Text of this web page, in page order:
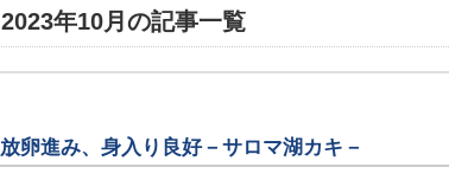
2023年10月の記事一覧
放卵進み、身入り良好－サロマ湖カキ－